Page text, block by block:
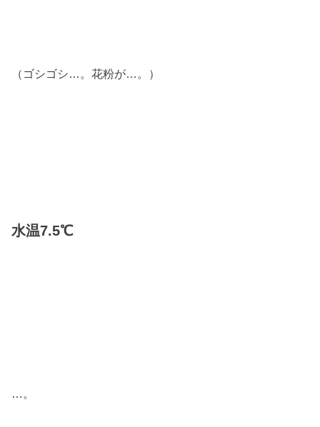
（ゴシゴシ…。花粉が…。）
水温7.5℃